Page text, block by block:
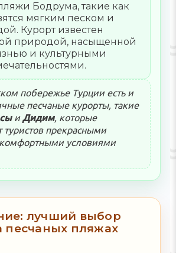
Бодрума, такие как
мягким песком и
Курорт известен
природой, насыщенной
и культурными
побережье Турции есть и
песчаные курорты, такие
иДидим, которые
туристов прекрасными
условиями
лучший выбор
песчаных пляжах